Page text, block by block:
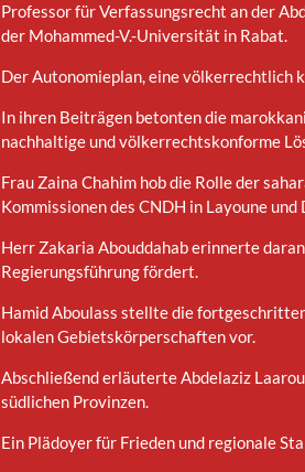
Professor für Verfassungsrecht an der
der Mohammed-V.-Universität in Rabat.
Der Autonomieplan, eine völkerrechtlich
In ihren Beiträgen betonten die
nachhaltige und völkerrechtskonforme
Frau Zaina Chahim hob die Rolle der
Kommissionen des CNDH in Layoune und
Herr Zakaria Abouddahab erinnerte
Regierungsführung fördert.
Hamid Aboulass stellte die
lokalen Gebietskörperschaften vor.
Abschließend erläuterte Abdelaziz
südlichen Provinzen.
Ein Plädoyer für Frieden und regionale